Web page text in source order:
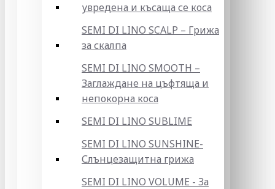
увредена и късаща се коса
SEMI DI LINO SCALP – Грижа
за скалпа
SEMI DI LINO SMOOTH –
Заглаждане на цъфтяща и
непокорна коса
SEMI DI LINO SUBLIME
SEMI DI LINO SUNSHINE-
Слънцезащитна грижа
SEMI DI LINO VOLUME - За